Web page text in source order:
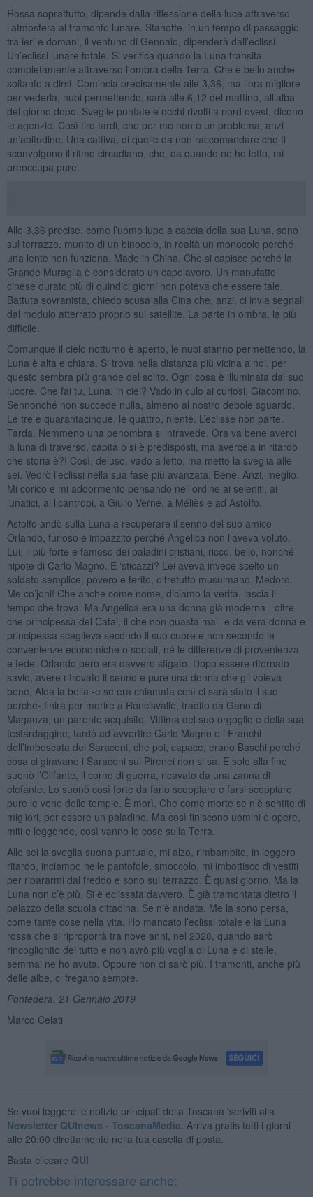
Rossa soprattutto, dipende dalla riflessione della luce attraverso
l’atmosfera al tramonto lunare. Stanotte, in un tempo di passaggio
tra ieri e domani, il ventuno di Gennaio, dipenderà dall’eclissi.
Un’eclissi lunare totale. Si verifica quando la Luna transita
completamente attraverso l'ombra della Terra. Che è bello anche
soltanto a dirsi. Comincia precisamente alle 3,36, ma l‘ora migliore
per vederla, nubi permettendo, sarà alle 6,12 del mattino, all’alba
del giorno dopo. Sveglie puntate e occhi rivolti a nord ovest, dicono
le agenzie. Così tiro tardi, che per me non è un problema, anzi
un’abitudine. Una cattiva, di quelle da non raccomandare che ti
sconvolgono il ritmo circadiano, che, da quando ne ho letto, mi
preoccupa pure.
Alle 3,36 precise, come l’uomo lupo a caccia della sua Luna, sono
sul terrazzo, munito di un binocolo, in realtà un monocolo perché
una lente non funziona. Made in China. Che si capisce perché la
Grande Muraglia è considerato un capolavoro. Un manufatto
cinese durato più di quindici giorni non poteva che essere tale.
Battuta sovranista, chiedo scusa alla Cina che, anzi, ci invia segnali
dal modulo atterrato proprio sul satellite. La parte in ombra, la più
difficile.
Comunque il cielo notturno è aperto, le nubi stanno permettendo, la
Luna è alta e chiara. Si trova nella distanza più vicina a noi, per
questo sembra più grande del solito. Ogni cosa è illuminata dal suo
lucore. Che fai tu, Luna, in ciel? Vado in culo ai curiosi, Giacomino.
Sennonché non succede nulla, almeno al nostro debole sguardo.
Le tre e quarantacinque, le quattro, niente. L’eclisse non parte.
Tarda. Nemmeno una penombra si intravede. Ora va bene averci
la luna di traverso, capita o si è predisposti, ma avercela in ritardo
che storia è?! Così, deluso, vado a letto, ma metto la sveglia alle
sei. Vedrò l’eclissi nella sua fase più avanzata. Bene. Anzi, meglio.
Mi corico e mi addormento pensando nell’ordine ai seleniti, ai
lunatici, ai licantropi, a Giulio Verne, a Méliès e ad Astolfo.
Astolfo andò sulla Luna a recuperare il senno del suo amico
Orlando, furioso e impazzito perché Angelica non l'aveva voluto.
Lui, il più forte e famoso dei paladini cristiani, ricco, bello, nonché
nipote di Carlo Magno. E ‘sticazzi? Lei aveva invece scelto un
soldato semplice, povero e ferito, oltretutto musulmano, Medoro.
Me co’joni! Che anche come nome, diciamo la verità, lascia il
tempo che trova. Ma Angelica era una donna già moderna - oltre
che principessa del Catai, il che non guasta mai- e da vera donna e
principessa sceglieva secondo il suo cuore e non secondo le
convenienze economiche o sociali, né le differenze di provenienza
e fede. Orlando però era davvero sfigato. Dopo essere ritornato
savio, avere ritrovato il senno e pure una donna che gli voleva
bene, Alda la bella -e se era chiamata così ci sarà stato il suo
perché- finirà per morire a Roncisvalle, tradito da Gano di
Maganza, un parente acquisito. Vittima del suo orgoglio e della sua
testardaggine, tardò ad avvertire Carlo Magno e i Franchi
dell’imboscata dei Saraceni, che poi, capace, erano Baschi perché
cosa ci giravano i Saraceni sui Pirenei non si sa. E solo alla fine
suonò l’Olifante, il corno di guerra, ricavato da una zanna di
elefante. Lo suonò così forte da farlo scoppiare e farsi scoppiare
pure le vene delle tempie. È morì. Che come morte se n’è sentite di
migliori, per essere un paladino. Ma così finiscono uomini e opere,
miti e leggende, così vanno le cose sulla Terra.
Alle sei la sveglia suona puntuale, mi alzo, rimbambito, in leggero
ritardo, inciampo nelle pantofole, smoccolo, mi imbottisco di vestiti
per ripararmi dal freddo e sono sul terrazzo. È quasi giorno. Ma la
Luna non c’è più. Si è eclissata davvero. È già tramontata dietro il
palazzo della scuola cittadina. Se n’è andata. Me la sono persa,
come tante cose nella vita. Ho mancato l’eclissi totale e la Luna
rossa che si riproporrà tra nove anni, nel 2028, quando sarò
rincoglionito del tutto e non avrò più voglia di Luna e di stelle,
semmai ne ho avuta. Oppure non ci sarò più. I tramonti, anche più
delle albe, ci fregano sempre.
Pontedera, 21 Gennaio 2019
Marco Celati
Se vuoi leggere le notizie principali della Toscana iscriviti alla
Newsletter QUInews - ToscanaMedia. Arriva gratis tutti i giorni
alle 20:00 direttamente nella tua casella di posta.
Basta cliccare QUI
Ti potrebbe interessare anche: